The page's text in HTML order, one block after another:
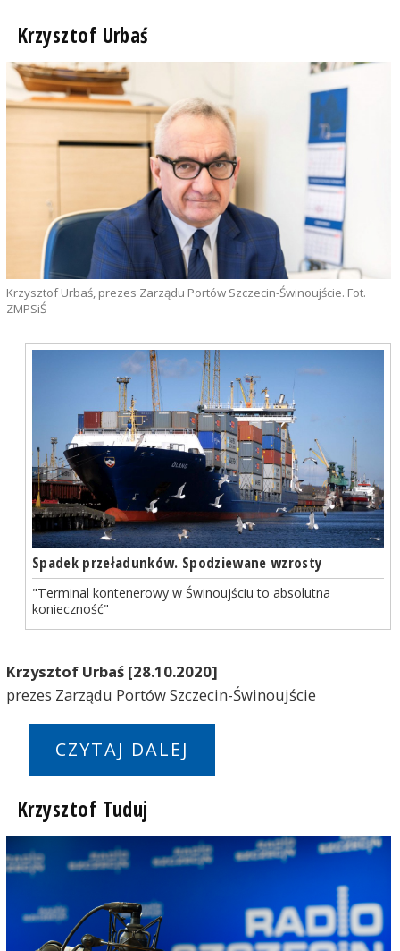
Krzysztof Urbaś
Krzysztof Urbaś, prezes Zarządu Portów Szczecin-Świnoujście. Fot.
ZMPSiŚ
Spadek przeładunków. Spodziewane wzrosty
"Terminal kontenerowy w Świnoujściu to absolutna
konieczność"
Krzysztof Urbaś [28.10.2020]
prezes Zarządu Portów Szczecin-Świnoujście
CZYTAJ DALEJ
Krzysztof Tuduj